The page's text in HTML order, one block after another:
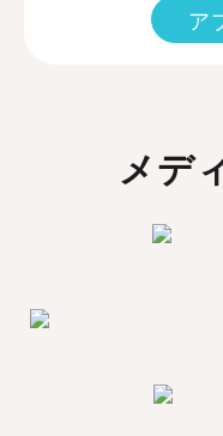
ア
メデ